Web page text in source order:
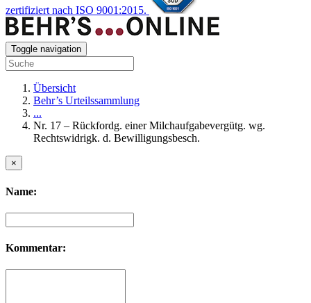
zertifiziert nach ISO 9001:2015.
Toggle navigation
Übersicht
Behr’s Urteilssammlung
...
Nr. 17 – Rückfordg. einer Milchaufgabevergütg. wg.
Rechtswidrigk. d. Bewilligungsbesch.
×
Name:
Kommentar: